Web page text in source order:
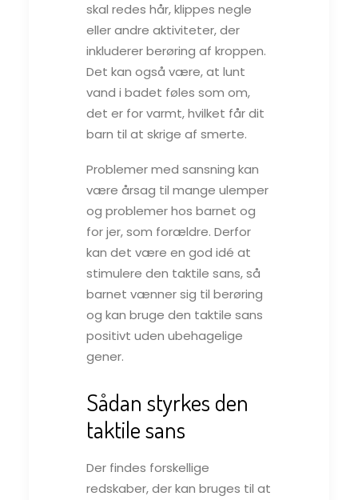
skal redes hår, klippes negle
eller andre aktiviteter, der
inkluderer berøring af kroppen.
Det kan også være, at lunt
vand i badet føles som om,
det er for varmt, hvilket får dit
barn til at skrige af smerte.
Problemer med sansning kan
være årsag til mange ulemper
og problemer hos barnet og
for jer, som forældre. Derfor
kan det være en god idé at
stimulere den taktile sans, så
barnet vænner sig til berøring
og kan bruge den taktile sans
positivt uden ubehagelige
gener.
Sådan styrkes den
taktile sans
Der findes forskellige
redskaber, der kan bruges til at